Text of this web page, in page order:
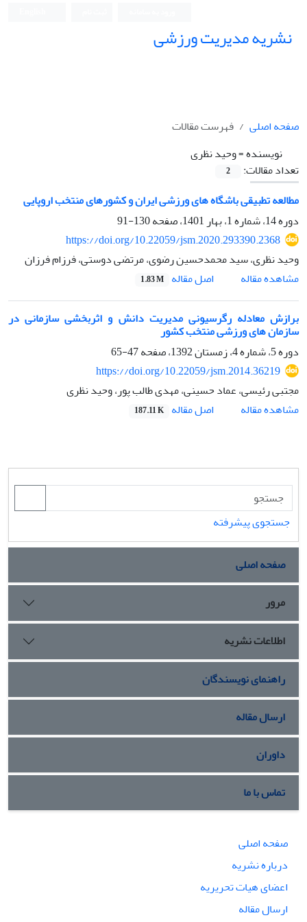
نشریه مدیریت ورزشی
صفحه اصلی
فهرست مقالات
نویسنده =وحید نظری
تعداد مقالات:
2
مطالعه تطبیقی باشگاه های ورزشی ایران و کشورهای منتخب اروپایی
دوره 14، شماره 1، بهار 1401، صفحه
130-91
https://doi.org/10.22059/jsm.2020.293390.2368
وحید نظری، سید محمدحسین رضوی، مرتضی دوستی، فرزام فرزان
مشاهده مقاله
اصل مقاله 1.83 M
برازش معادله رگرسیونی مدیریت دانش و اثربخشی سازمانی در
سازمان های ورزشی منتخب کشور
دوره 5، شماره 4، زمستان 1392، صفحه
47-65
https://doi.org/10.22059/jsm.2014.36219
مجتبی رئیسی، عماد حسینی، مهدی طالب پور، وحید نظری
مشاهده مقاله
اصل مقاله 187.11 K
جستجوی پیشرفته
صفحه اصلی
مرور
اطلاعات نشریه
راهنمای نویسندگان
ارسال مقاله
داوران
تماس با ما
صفحه اصلی
درباره نشریه
اعضای هیات تحریریه
ارسال مقاله